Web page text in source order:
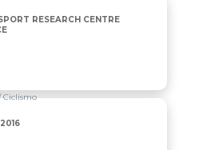
RESEARCH CENTRE
Ciclismo